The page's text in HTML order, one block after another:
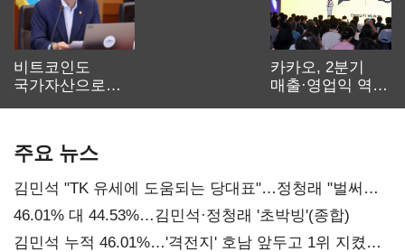
비트코인도
국가자산으로…'
카카오, 2분기
매출·영업익 역대
주요 뉴스
김민석 "TK 유세에 도움되는 당대표"…정청래 "벌써
대표된 양 당직 배분"
46.01% 대 44.53%…김민석·정청래 '초박빙'(종합)
김민석 누적 46.01%…'격전지' 호남 앞두고 1위 지켰다